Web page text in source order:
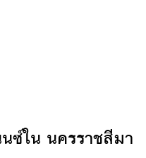
ซ์ใน นครราชสีมา